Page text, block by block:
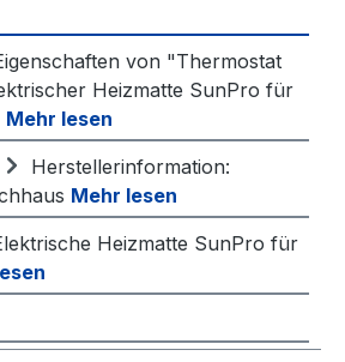
von "Thermostat
Heizmatte SunPro für
Mehr lesen
Herstellerinformation:
Mehr lesen
Heizmatte SunPro für